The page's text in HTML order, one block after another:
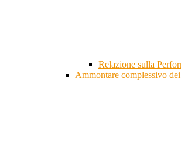
Relazione sulla
Ammontare complessivo